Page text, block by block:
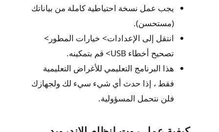
يجب عمل نسخة احتياطية كاملة من بياناتك
(مستحسن).
انتقل إلى الإعدادات> خيارات المطور>
تصحيح أخطاء USB> قم بتمكينه.
هذا البرنامج التعليمي للأغراض التعليمية
فقط ، إذا حدث أي شيء سيء لك ولجهازك
فلن نتحمل المسؤولية.